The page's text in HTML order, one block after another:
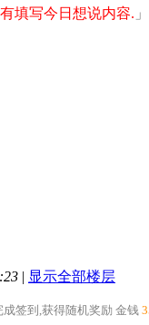
填写今日想说内容.
| 显示全部楼层
成签到,获得随机奖励 金钱